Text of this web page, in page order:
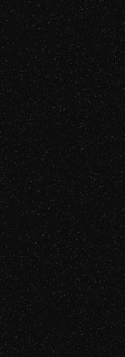
Le Dernier Au
L'Attente de